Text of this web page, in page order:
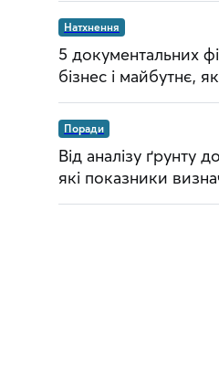
Натхнення
5 документальних
бізнес і майбутнє,
Поради
Від аналізу ґрунту
які показники